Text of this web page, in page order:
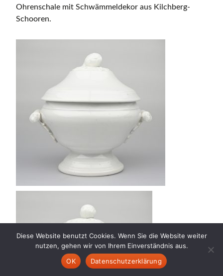
Ohrenschale mit Schwämmeldekor aus Kilchberg-
Schooren.
Diese Website benutzt Cookies. Wenn Sie die Website weiter
nutzen, gehen wir von Ihrem Einverständnis aus.
OK
Datenschutzerklärung